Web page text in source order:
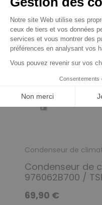
Condenseur de
Condenseur de
976062B700 /
69,90 €